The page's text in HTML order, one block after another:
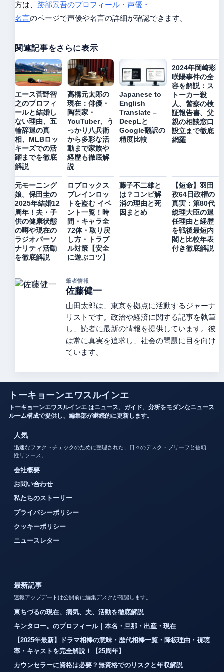
方は、 跡部景吾のプロフィール・声優・
名言のページで声優や名言の詳細が確認できます。
関連記事をさらに表示
エース菅野智
之のプロフィ
ールと結婚し
ない理由、五
輪辞退の真
相、MLBロッ
キーズでの活
躍までを徹底
解説
高橋元太郎の
現在：俳優・
陶芸家・
YouTuber、う
っかり八兵衛
から多彩な活
動まで家族や
経歴も徹底解
説
Japanese to
English
Translate –
DeepLと
Google翻訳の
精度比較
2024年岡崎彩
咲陽事件の全
容を解説：ス
トーカー殺
人、警察の検
証報告書、父
親の相談窓口
設立まで徹底
網羅
元モーニング
娘。保田圭の
2025年結婚12
周年！夫・子
供の健康状態
の噂や現在の
ラジオパーソ
ナリティ活動
を徹底解説
ロブロックス
ブレインロッ
トを盗む イベ
ント一覧！時
間・キャラ全
72体・取り戻
し方・トラブ
ル対策【安全
に遊ぶコツ】
藤子不二雄と
は？コンビ解
消の理由と死
因まとめ
【短命】羽田
孜64日政権の
真実：第80代
総理大臣の退
任理由と経歴
を戦後最短内
閣と比較年表
付き徹底解説
筆者情報
佐藤健一
山田太郎は、東京を拠点に活動するジャーナ
リストです。政治や経済に関する記事を執筆
し、読者に最新の情報を提供しています。彼
は常に真実を追求し、社会の問題に目を向け
ています。
トーキョーンエワスルインエ
トーキョーンエワスルインエ はニュース、ガイド、分析をモダンなニュース
ルーム構成で提供し、編集部が継続的に更新します。
人気
迅速なファクトチェックのために整理された、日々のデスク・ブリーフと信頼
性リソース。
会社概要
お問い合わせ
私たちのストーリー
プライバシーポリシー
クッキーポリシー
ニュースレター
最新記事
速報アップデートは公開前に編集デスクが確認します。
東ちづるの現在、病気、夫、活動を徹底解説
キンタロー。のプロフィール｜本名・旦那・出産・現在
【2025年最新】ドラマ相棒の意味・歴代相棒一覧・降板理由・視聴
率・キャストを完全解説！【25周年】
カウンセラーに資格は必要？無資格でのリスクと年収解説